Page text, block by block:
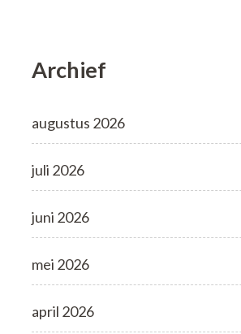
Archief
augustus 2026
juli 2026
juni 2026
mei 2026
april 2026